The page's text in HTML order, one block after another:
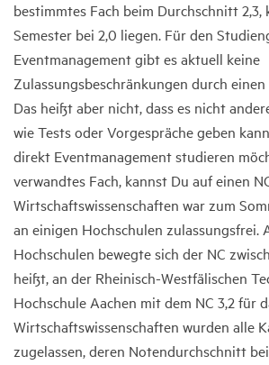
bestimmtes Fach beim Durchschnitt 2,3,
Semester bei 2,0 liegen. Für den
Eventmanagement gibt es aktuell keine
Zulassungsbeschränkungen durch
Das heißt aber nicht, dass es nicht
wie Tests oder Vorgespräche geben
direkt Eventmanagement studieren
verwandtes Fach, kannst Du auf einen
Wirtschaftswissenschaften war zum
an einigen Hochschulen zulassungsfrei.
Hochschulen bewegte sich der NC
heißt, an der Rheinisch-Westfälischen
Hochschule Aachen mit dem NC 3,2 für
Wirtschaftswissenschaften wurden alle
zugelassen, deren Notendurchschnitt